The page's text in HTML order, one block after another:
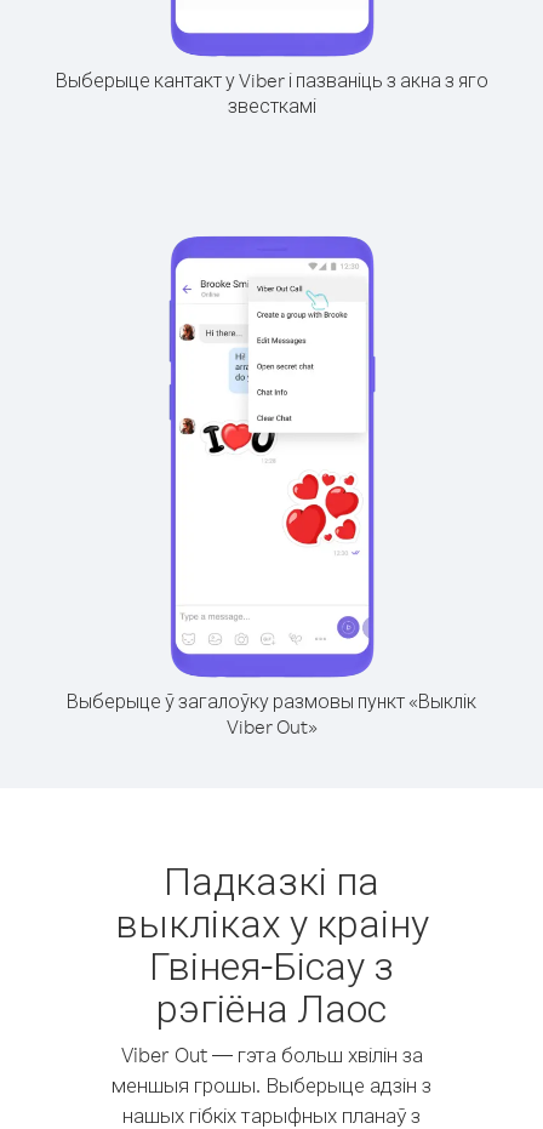
Выберыце кантакт у Viber і пазваніць з акна з яго
звесткамі
Выберыце ў загалоўку размовы пункт «Выклік
Viber Out»
Падказкі па
выкліках у краіну
Гвінея-Бісау з
рэгіёна Лаос
Viber Out — гэта больш хвілін за
меншыя грошы. Выберыце адзін з
нашых гібкіх тарыфных планаў з